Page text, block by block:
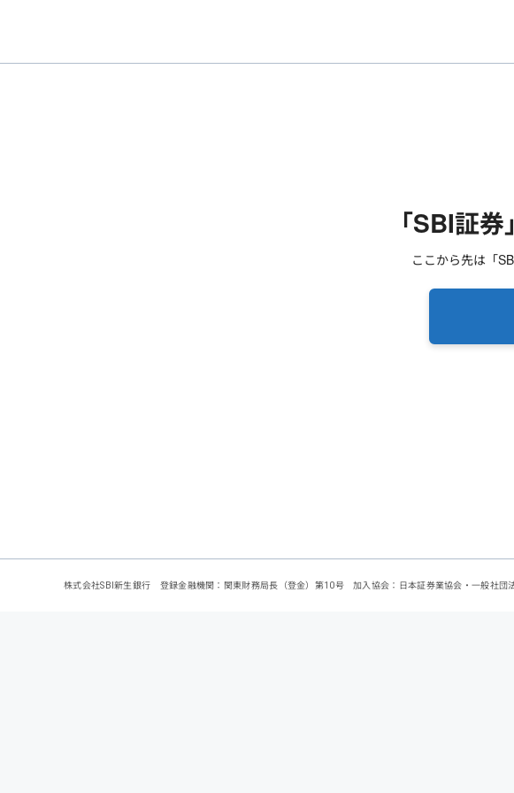
「SBI証
ここから先は「
株式会社SBI新生銀行 登録金融機関：関東財務局長（登金）第10号 加入協会：日本証券業協会・一般社団